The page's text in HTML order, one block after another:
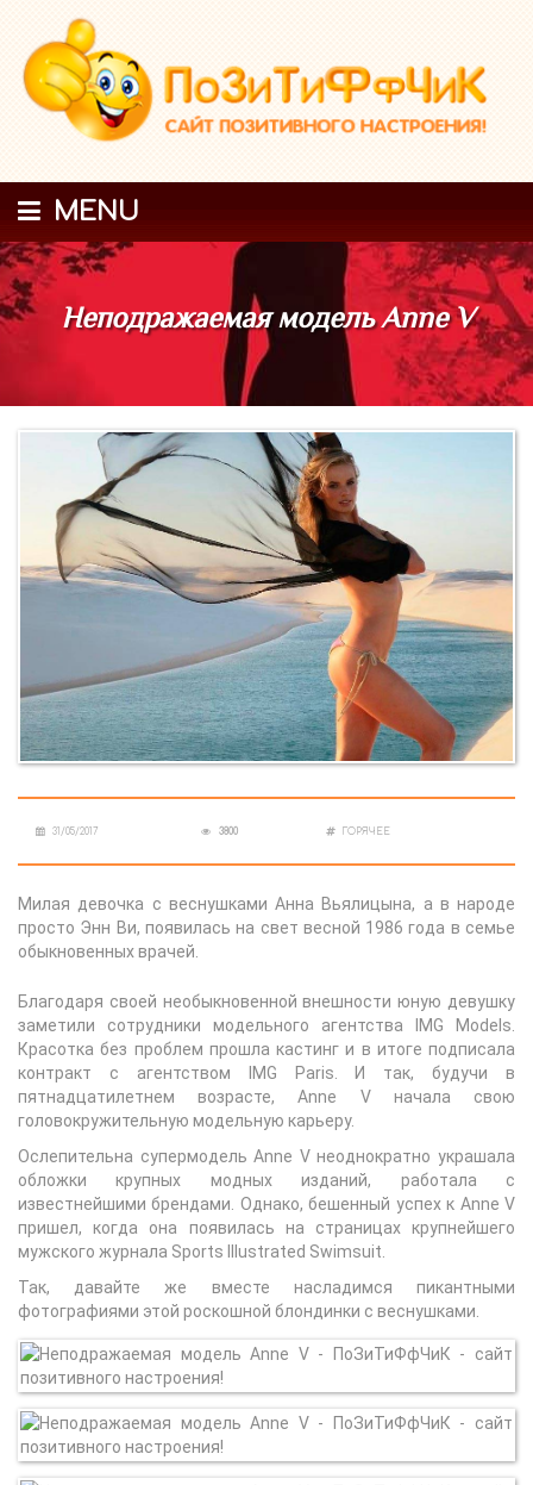
MENU
Неподражаемая модель Anne V
31/05/2017 3800 ГОРЯЧЕЕ
Милая девочка с веснушками Анна Вьялицына, а в народе
просто Энн Ви, появилась на свет весной 1986 года в семье
обыкновенных врачей.
Благодаря своей необыкновенной внешности юную девушку
заметили сотрудники модельного агентства IMG Models.
Красотка без проблем прошла кастинг и в итоге подписала
контракт с агентством IMG Paris. И так, будучи в
пятнадцатилетнем возрасте, Anne V начала свою
головокружительную модельную карьеру.
Ослепительна супермодель Anne V неоднократно украшала
обложки крупных модных изданий, работала с
известнейшими брендами. Однако, бешенный успех к Anne V
пришел, когда она появилась на страницах крупнейшего
мужского журнала Sports Illustrated Swimsuit.
Так, давайте же вместе насладимся пикантными
фотографиями этой роскошной блондинки с веснушками.